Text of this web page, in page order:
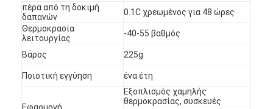
πέρα από τη δοκιμή
δαπανών
0.1C χρεωμένος για 48 ώρες
Θερμοκρασία
λειτουργίας
-40-55 βαθμός
Βάρος 225g
Ποιοτική εγγύηση ένα έτη
Εξοπλισμός χαμηλής
θερμοκρασίας, συσκευές